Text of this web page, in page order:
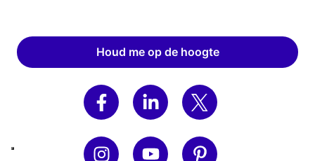
Houd me op de hoogte